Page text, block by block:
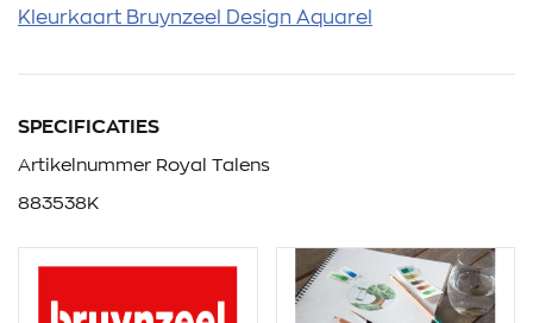
Kleurkaart Bruynzeel Design Aquarel
SPECIFICATIES
Artikelnummer Royal Talens
883538K